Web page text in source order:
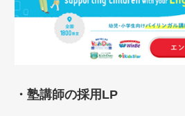
・塾講師の採用LP